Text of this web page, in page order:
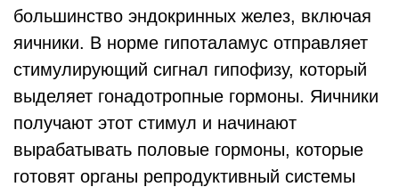
большинство эндокринных желез, включая
яичники. В норме гипоталамус отправляет
стимулирующий сигнал гипофизу, который
выделяет гонадотропные гормоны. Яичники
получают этот стимул и начинают
вырабатывать половые гормоны, которые
готовят органы репродуктивный системы